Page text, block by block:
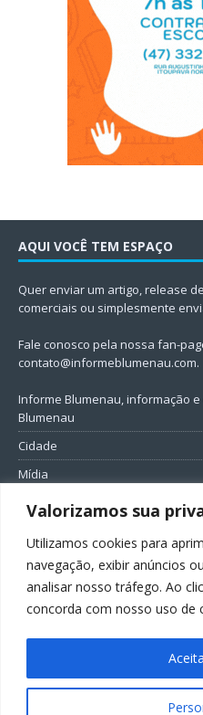
Valorizamos sua
Utilizamos cookies para
navegação, exibir anúncios
analisar nosso tráfego. Ao
concorda com nosso uso de
AQUI VOCÊ TEM ESPAÇO
Quer enviar um artigo, release
comerciais ou simplesmente
Fale conosco pela nossa fan-
contato@informeblumenau.com.
Informe Blumenau, informação
Blumenau
Cidade
Mídia
Entretenimento
Política
FIQUE CONECTADO